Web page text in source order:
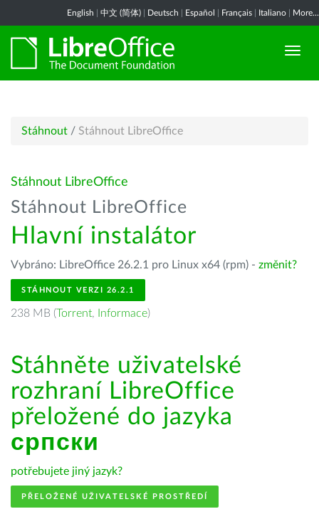
English 中文 (简体) Deutsch Español Français Italiano More...
Stáhnout / Stáhnout LibreOffice
Stáhnout LibreOffice
Stáhnout LibreOffice
Hlavní instalátor
Vybráno: LibreOffice 26.2.1 pro Linux x64 (rpm) - změnit?
STÁHNOUT VERZI 26.2.1
238 MB (Torrent, Informace)
Stáhněte uživatelské
rozhraní LibreOffice
přeložené do jazyka
српски
potřebujete jiný jazyk?
PŘELOŽENÉ UŽIVATELSKÉ PROSTŘEDÍ